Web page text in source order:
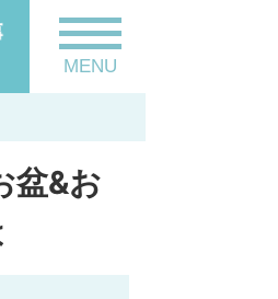
toggle
navigation
MENU
盆&お